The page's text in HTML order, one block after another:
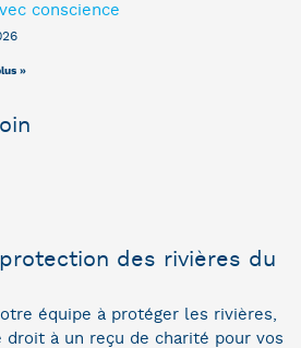
conscience
»
des rivières du
équipe à protéger les rivières,
droit à un reçu de charité pour vos